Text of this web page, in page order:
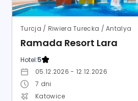
Turcja / Riwiera Turecka / Antalya
Ramada Resort Lara
Hotel:5
05.12.2026 - 12.12.2026
7 dni
Katowice